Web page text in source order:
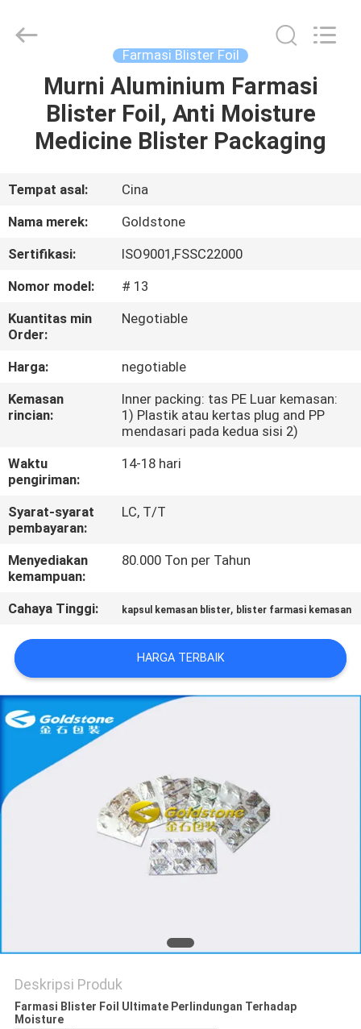
RUMAH
PRODUK
VIDEO
KAMI
TUR
PABRIK
KONTROL
KUALITAS
HUBUNGI
KAMI
BERITA
MINTA
KUTIPAN
SITEMAP
KEBIJAKAN
PRIVASI
pemasok.
Copyright
Farmasi Blister Foil
Murni Aluminium Farmasi
Blister Foil, Anti Moisture
Medicine Blister Packaging
Tempat asal:
Cina
Nama merek:
Goldstone
Sertifikasi:
ISO9001,FSSC22000
Nomor model:
# 13
Kuantitas min
Order:
Negotiable
Harga:
negotiable
Kemasan
rincian:
Inner packing: tas PE Luar kemasan:
1) Plastik atau kertas plug and PP
mendasari pada kedua sisi 2)
Waktu
pengiriman:
14-18 hari
Syarat-syarat
pembayaran:
LC, T/T
Menyediakan
kemampuan:
80.000 Ton per Tahun
Cahaya Tinggi: kapsul kemasan blister, blister farmasi kemasan
HARGA TERBAIK
Deskripsi Produk
Farmasi Blister Foil Ultimate Perlindungan Terhadap
Moisture